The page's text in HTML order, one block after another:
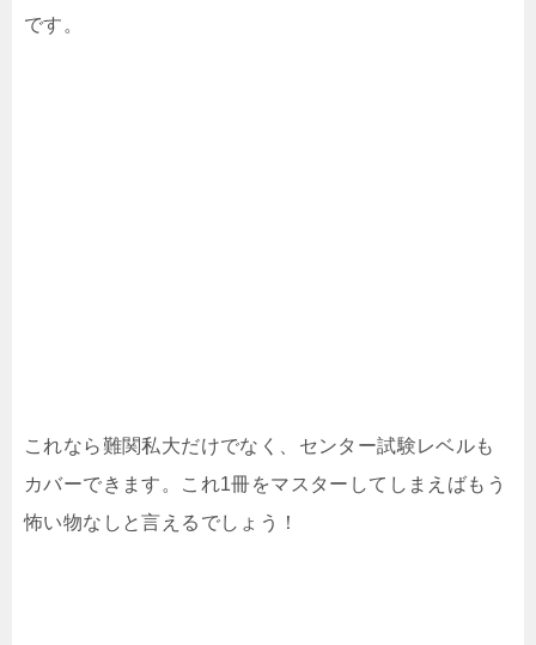
です。
これなら難関私大だけでなく、センター試験レベルも
カバーできます。これ1冊をマスターしてしまえばもう
怖い物なしと言えるでしょう！